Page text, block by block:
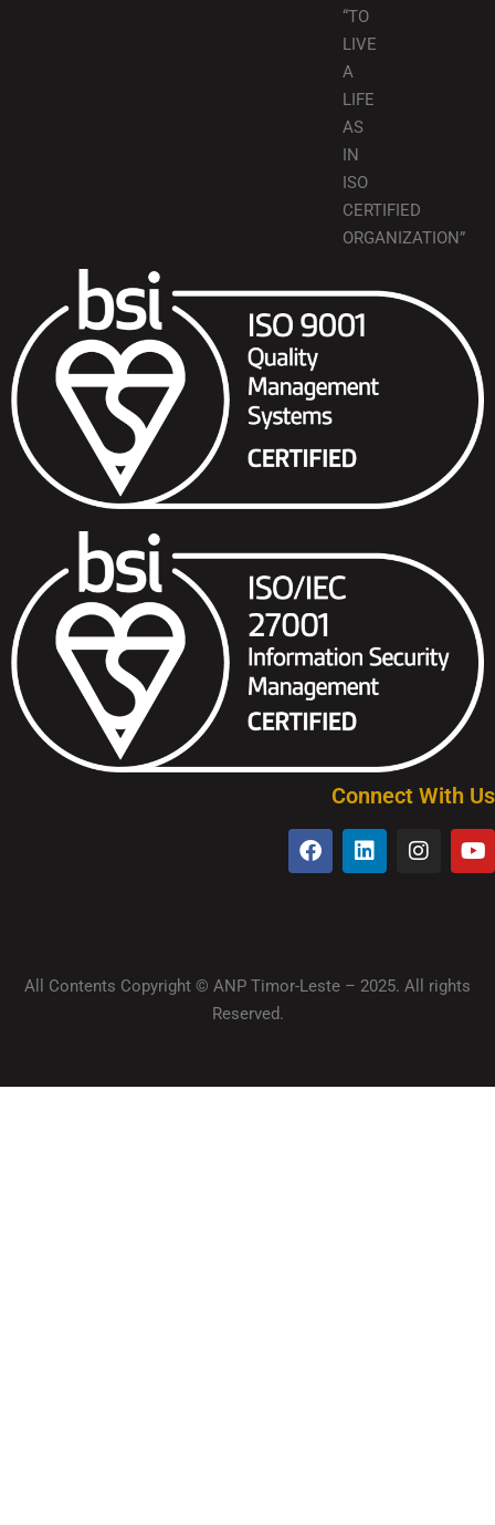
“TO
LIVE
A
LIFE
AS
IN
ISO
CERTIFIED
ORGANIZATION”
Connect With Us
All Contents Copyright © ANP Timor-Leste – 2025. All rights
Reserved.